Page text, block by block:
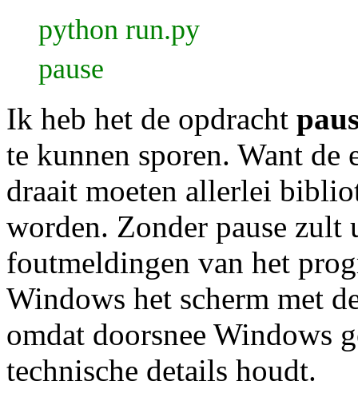
python run.py
pause
Ik heb het de opdracht
te kunnen sporen. Want de
draait moeten allerlei
worden. Zonder pause zult
foutmeldingen van het
Windows het scherm met
omdat doorsnee Windows
technische details houdt.